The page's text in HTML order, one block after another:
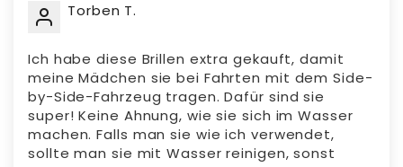
Torben T.
Ich habe diese Brillen extra gekauft, damit
meine Mädchen sie bei Fahrten mit dem Side-
by-Side-Fahrzeug tragen. Dafür sind sie
super! Keine Ahnung, wie sie sich im Wasser
machen. Falls man sie wie ich verwendet,
sollte man sie mit Wasser reinigen, sonst